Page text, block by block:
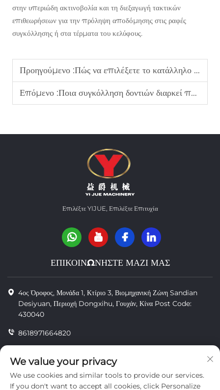
στην υπεριώδη ακτινοβολία και τη διεξαγωγή τακτικών
επιθεωρήσεων για την πρόληψη αποδόμησης στις ραφές
συγκόλλησης ή στα τέρματα του κελύφους.
Προηγούμενο :Πώς να επιλέξετε το κατάλληλο πάχος σωλήνα περίβλησης για να αποτρέψετε την κατάρρευση της τρύπας σε στρώμα χαλαρής άμμου;
Επόμενο :Ποια συγκόλληση δοντιών διαρκεί περισσότερο στην περιστροφική διάτρηση σε σκληρό βράχο;
Επιλέξτε YIJUE, Επιλέξτε Επιτυχία
ΕΠΙΚΟΙΝΩΝΗΣΤΕ ΜΑΖΙ ΜΑΣ
4ος Όροφος, Μονάδα 1, Κτίριο 3, Βιομηχανική Ζώνη Sandian
Desiyuan, Περιοχή Dongxihu, Γουχάν, Κίνα Post Code:
430040
8618971664820
[email protected]
We value your privacy
We use cookies and similar tools to provide our services.
If you don't want to accept all cookies, click Personalize